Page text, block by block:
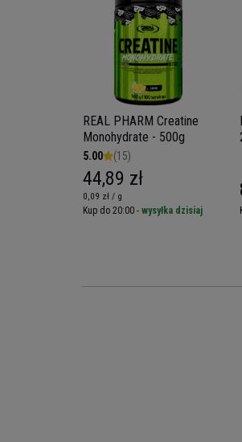
REAL PHARM Creatine
Monohydrate - 500g
5.00 (15)
44,89 zł
0,09 zł / g
Kup do 20:00 - wysyłka dzisiaj